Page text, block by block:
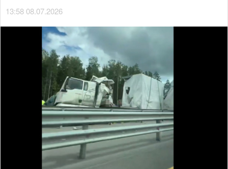
13:58 08.07.2026